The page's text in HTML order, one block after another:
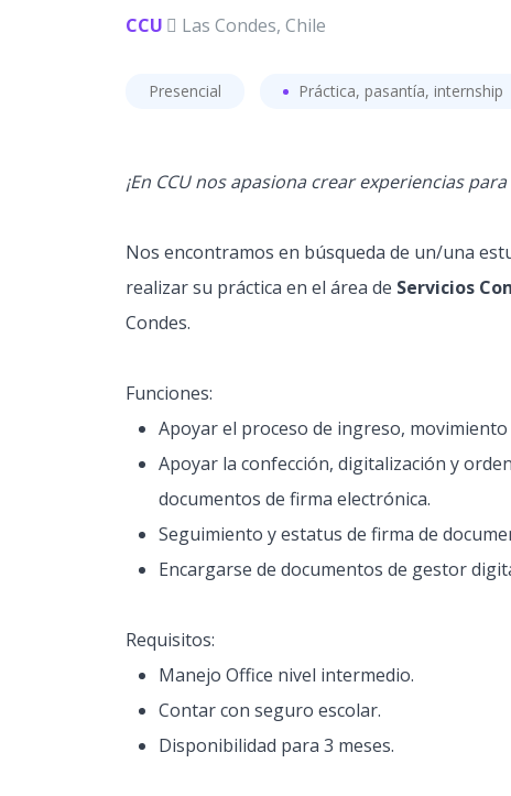
CCU Las Condes, Chile
Presencial Práctica, pasantía, internship
¡En CCU nos apasiona crear experiencias
Nos encontramos en búsqueda de un/una
realizar su práctica en el área de Servicios
Condes.
Funciones:
Apoyar el proceso de ingreso,
Apoyar la confección, digitalización y
documentos de firma electrónica.
Seguimiento y estatus de firma de
Encargarse de documentos de gestor
Requisitos:
Manejo Office nivel intermedio.
Contar con seguro escolar.
Disponibilidad para 3 meses.